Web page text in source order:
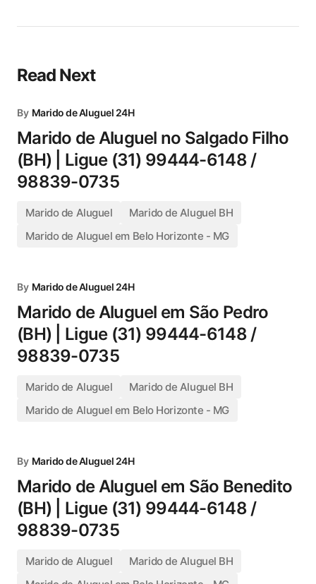
Read Next
By Marido de Aluguel 24H
Marido de Aluguel no Salgado Filho
(BH) | Ligue (31) 99444-6148 /
98839-0735
Marido de Aluguel
Marido de Aluguel BH
Marido de Aluguel em Belo Horizonte - MG
By Marido de Aluguel 24H
Marido de Aluguel em São Pedro
(BH) | Ligue (31) 99444-6148 /
98839-0735
Marido de Aluguel
Marido de Aluguel BH
Marido de Aluguel em Belo Horizonte - MG
By Marido de Aluguel 24H
Marido de Aluguel em São Benedito
(BH) | Ligue (31) 99444-6148 /
98839-0735
Marido de Aluguel
Marido de Aluguel BH